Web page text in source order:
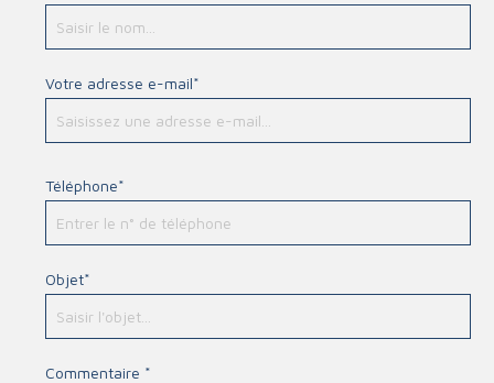
Votre adresse e-mail*
Téléphone*
Objet*
Commentaire *